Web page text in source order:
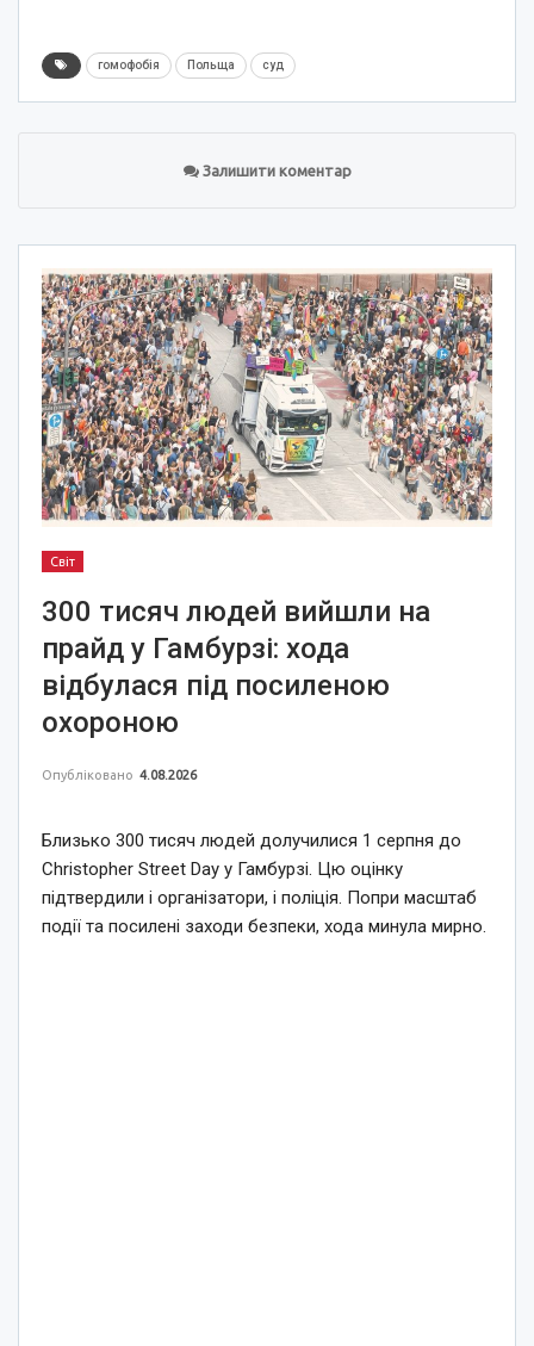
гомофобія Польща суд
Залишити коментар
Світ
300 тисяч людей вийшли на
прайд у Гамбурзі: хода
відбулася під посиленою
охороною
Опубліковано 4.08.2026
Близько 300 тисяч людей долучилися 1 серпня до
Christopher Street Day у Гамбурзі. Цю оцінку
підтвердили і організатори, і поліція. Попри масштаб
події та посилені заходи безпеки, хода минула мирно.